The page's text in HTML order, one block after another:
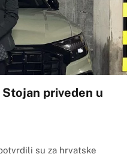
priveden u
su za hrvatske